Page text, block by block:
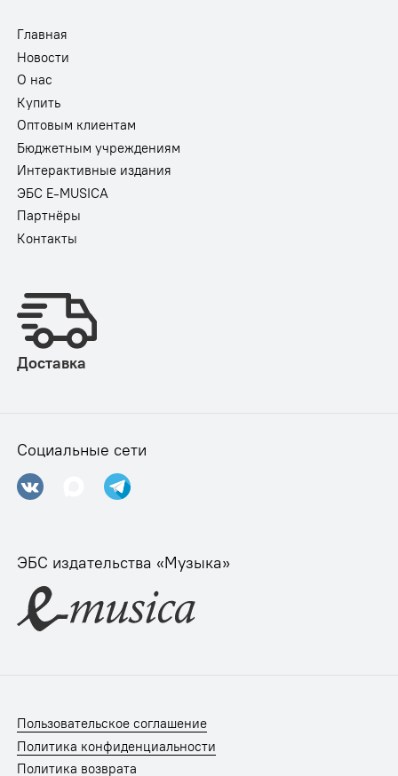
Главная
Новости
О нас
Купить
Оптовым клиентам
Бюджетным учреждениям
Интерактивные издания
ЭБС E-MUSICA
Партнёры
Контакты
Доставка
Социальные сети
ЭБС издательства «Музыка»
Пользовательское соглашение
Политика конфиденциальности
Политика возврата